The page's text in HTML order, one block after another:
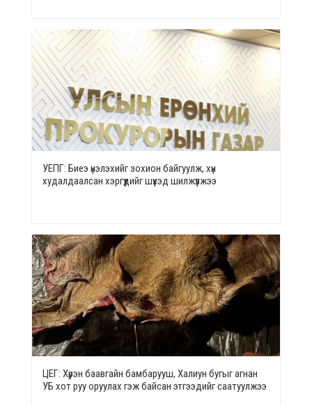
УЕПГ: Биеэ үнэлэхийг зохион байгуулж, хүн
худалдаалсан хэргүүдийг шүүхэд шилжүүлжээ
ЦЕГ: Хүрэн баавгайн бамбарууш, Халиун бугыг агнан
УБ хот руу оруулах гэж байсан этгээдийг саатуулжээ